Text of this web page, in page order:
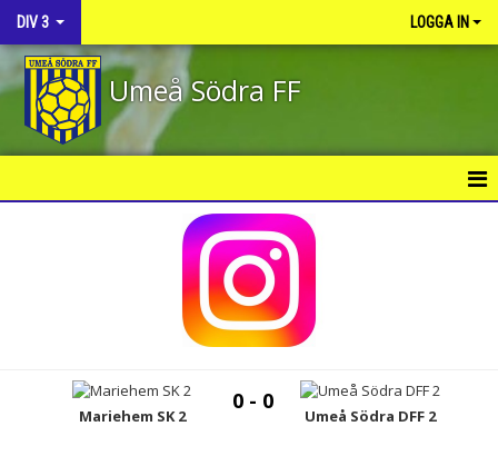
DIV 3 LOGGA IN
Umeå Södra FF
Mariehem SK 2
0 - 0
Umeå Södra DFF 2